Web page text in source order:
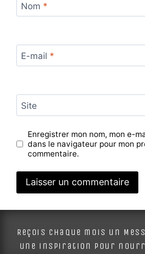
Nom *
E-mail *
Site
Enregistrer mon nom, mon e-
dans le navigateur pour mon
commentaire.
Alternative:
Reçois chaque mois un
une inspiration pour